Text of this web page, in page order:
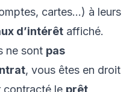
cartes...) à leurs
d’intérêt affiché.
ne sont pas
, vous êtes en droit